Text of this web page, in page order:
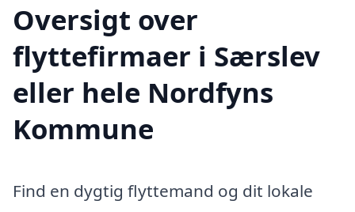
Oversigt over
flyttefirmaer i Særslev
eller hele Nordfyns
Kommune
Find en dygtig flyttemand og dit lokale